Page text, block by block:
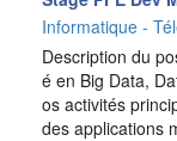
Informatique -
Description du
é en Big Data,
os activités
des applications